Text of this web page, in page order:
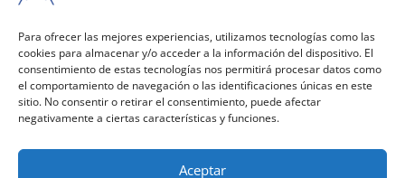
Para ofrecer las mejores experiencias, utilizamos tecnologías como las
cookies para almacenar y/o acceder a la información del dispositivo. El
consentimiento de estas tecnologías nos permitirá procesar datos como
el comportamiento de navegación o las identificaciones únicas en este
sitio. No consentir o retirar el consentimiento, puede afectar
negativamente a ciertas características y funciones.
Aceptar
estas páginas o parte de ellas, necesita pedir
autorización por escrito a Mario Gil Sánchez.
Todos los instrumentales están PATENTADOS.
Web inaugurada en 2002 (última actualización en